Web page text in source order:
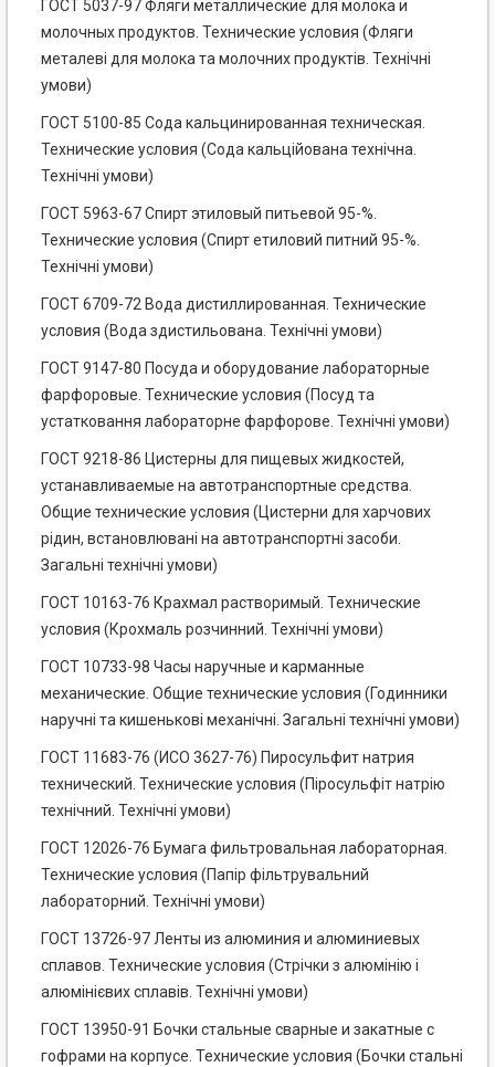
ГОСТ 5037-97 Фляги металлические для молока и
молочных продуктов. Технические условия (Фляги
металеві для молока та молочних продуктів. Технічні
умови)
ГОСТ 5100-85 Сода кальцинированная техническая.
Технические условия (Сода кальційована технічна.
Технічні умови)
ГОСТ 5963-67 Спирт этиловый питьевой 95-%.
Технические условия (Спирт етиловий питний 95-%.
Технічні умови)
ГОСТ 6709-72 Вода дистиллированная. Технические
условия (Вода здистильована. Технічні умови)
ГОСТ 9147-80 Посуда и оборудование лабораторные
фарфоровые. Технические условия (Посуд та
устатковання лабораторне фарфорове. Технічні умови)
ГОСТ 9218-86 Цистерны для пищевых жидкостей,
устанавливаемые на автотранспортные средства.
Общие технические условия (Цистерни для харчових
рідин, встановлювані на автотранспортні засоби.
Загальні технічні умови)
ГОСТ 10163-76 Крахмал растворимый. Технические
условия (Крохмаль розчинний. Технічні умови)
ГОСТ 10733-98 Часы наручные и карманные
механические. Общие технические условия (Годинники
наручні та кишенькові механічні. Загальні технічні умови)
ГОСТ 11683-76 (ИСО 3627-76) Пиросульфит натрия
технический. Технические условия (Піросульфіт натрію
технічний. Технічні умови)
ГОСТ 12026-76 Бумага фильтровальная лабораторная.
Технические условия (Папір фільтрувальний
лабораторний. Технічні умови)
ГОСТ 13726-97 Ленты из алюминия и алюминиевых
сплавов. Технические условия (Стрічки з алюмінію і
алюмінієвих сплавів. Технічні умови)
ГОСТ 13950-91 Бочки стальные сварные и закатные с
гофрами на корпусе. Технические условия (Бочки стальні